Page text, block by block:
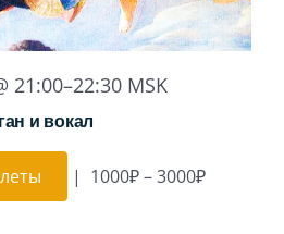
21:00–22:30 MSK
и вокал
| 1000₽ – 3000₽